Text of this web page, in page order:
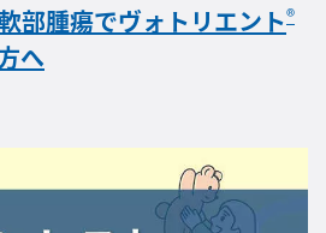
部腫瘍でヴォトリエント®
へ